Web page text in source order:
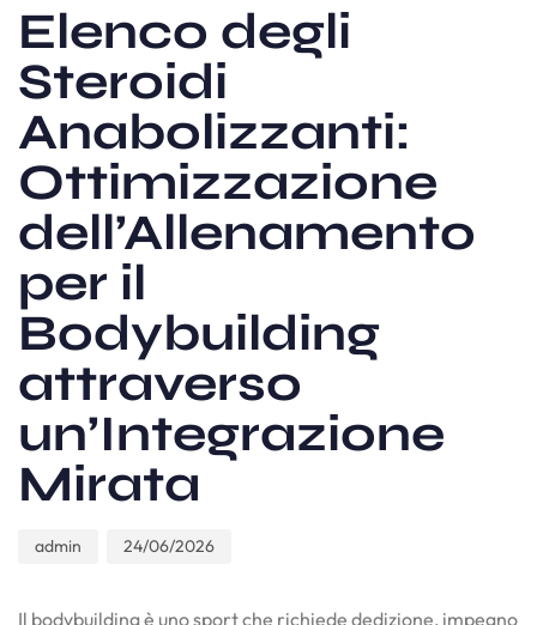
Elenco degli
Steroidi
Anabolizzanti:
Ottimizzazione
dell’Allenamento
per il
Bodybuilding
attraverso
un’Integrazione
Mirata
admin 24/06/2026
Il bodybuilding è uno sport che richiede dedizione, impegno